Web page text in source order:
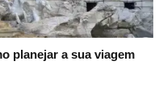
planejar a sua viagem